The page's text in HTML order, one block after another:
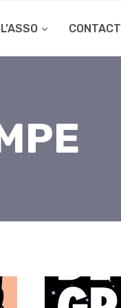
CONTACT